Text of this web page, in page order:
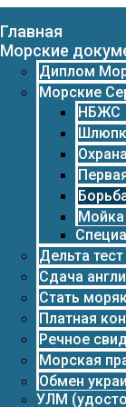
Главная
Морские
Диплом
Морские
НБЖС
Мойка
Дельта
Сдача
Стать
Платная
Речное
Морская
Обмен
УЛМ